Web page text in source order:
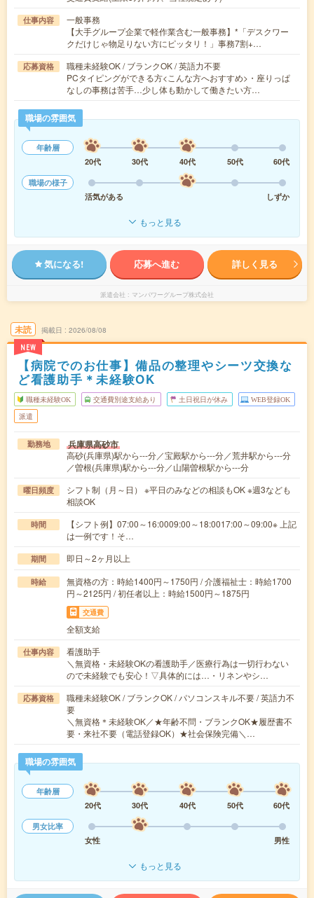
仕事内容
一般事務
【大手グループ企業で軽作業含む一般事務】*「デスクワー
クだけじゃ物足りない方にピッタリ！」事務7割+…
応募資格
職種未経験OK / ブランクOK / 英語力不要
PCタイピングができる方<こんな方へおすすめ>・座りっぱ
なしの事務は苦手…少し体も動かして働きたい方…
職場の雰囲気
年齢層
20代
30代 40代 50代
60代
職場の様子
活気がある
しずか
もっと見る
気になる! 応募へ進む 詳しく見る
派遣会社 マンパワーグループ株式会社
未読
NEW
掲載日 2026/08/08
【病院でのお仕事】備品の整理やシーツ交換な
ど看護助手＊未経験OK
職種未経験OK 交通費別途支給あり 土日祝日が休み WEB登録OK
派遣
勤務地 兵庫県高砂市
高砂(兵庫県)駅から---分／宝殿駅から---分／荒井駅から---分
／曽根(兵庫県)駅から---分／山陽曽根駅から---分
曜日頻度
シフト制（月～日） ※平日のみなどの相談もOK ※週3なども
相談OK
時間
【シフト例】07:00～16:0009:00～18:0017:00～09:00※ 上記
は一例です！そ…
期間 即日～2ヶ月以上
時給
無資格の方：時給1400円～1750円 / 介護福祉士：時給1700
円～2125円 / 初任者以上：時給1500円～1875円
交通費
全額支給
仕事内容
看護助手
＼無資格・未経験OKの看護助手／医療行為は一切行わない
ので未経験でも安心！▽具体的には…・リネンやシ…
応募資格
職種未経験OK / ブランクOK / パソコンスキル不要 / 英語力不
要
＼無資格＊未経験OK／★年齢不問・ブランクOK★履歴書不
要・来社不要（電話登録OK）★社会保険完備＼…
職場の雰囲気
年齢層
20代
30代 40代 50代
60代
男女比率
女性
男性
もっと見る